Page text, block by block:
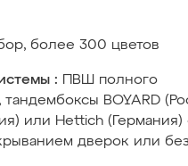
более 300 цветов
:
ПВШ полного
тандембоксы BOYARD
или Hettich (Германия)
дверок или